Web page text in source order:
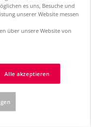
es uns, Besuche und
unserer Website messen
über unsere Website von
Alle akzeptieren